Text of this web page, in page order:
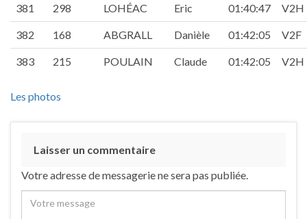
381 298 LOHÉAC Eric 01:40:47 V2H
382 168 ABGRALL Danièle 01:42:05 V2F
383 215 POULAIN Claude 01:42:05 V2H
Les photos
Laisser un commentaire
Votre adresse de messagerie ne sera pas publiée.